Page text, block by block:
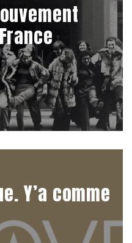
Y’a comme